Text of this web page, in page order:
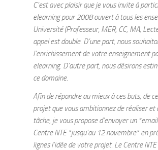
C’est avec plaisir que je vous invite à
elearning pour 2008 ouvert à tous les
Université (Professeur, MER, CC, MA,
appel est double. D’une part, nous
l’enrichissement de votre enseignement
elearning. D’autre part, nous désirons
ce domaine.
Afin de répondre au mieux à ces buts, de
projet que vous ambitionnez de réaliser et
tâche, je vous propose d’envoyer un
Centre NTE *jusqu’au 12 novembre* en
lignes l’idée de votre projet. Le Centre